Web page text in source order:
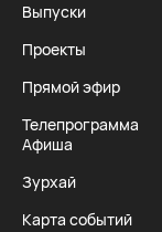
Выпуски
Проекты
Прямой эфир
Телепрограмма
Афиша
Зурхай
Карта событий